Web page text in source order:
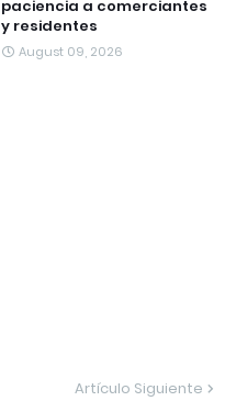
paciencia a comerciantes
y residentes
August 09, 2026
Artículo Siguiente